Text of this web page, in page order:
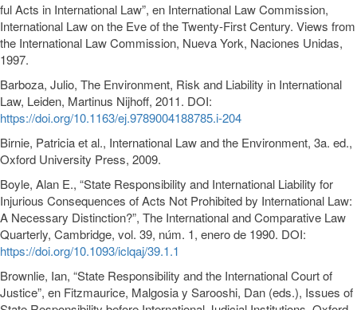
ful Acts in International Law”, en International Law Commission,
International Law on the Eve of the Twenty-First Century. Views from
the International Law Commission, Nueva York, Naciones Unidas,
1997.
Barboza, Julio, The Environment, Risk and Liability in International
Law, Leiden, Martinus Nijhoff, 2011. DOI:
https://doi.org/10.1163/ej.9789004188785.i-204
Birnie, Patricia et al., International Law and the Environment, 3a. ed.,
Oxford University Press, 2009.
Boyle, Alan E., “State Responsibility and International Liability for
Injurious Consequences of Acts Not Prohibited by International Law:
A Necessary Distinction?”, The International and Comparative Law
Quarterly, Cambridge, vol. 39, núm. 1, enero de 1990. DOI:
https://doi.org/10.1093/iclqaj/39.1.1
Brownlie, Ian, “State Responsibility and the International Court of
Justice”, en Fitzmaurice, Malgosia y Sarooshi, Dan (eds.), Issues of